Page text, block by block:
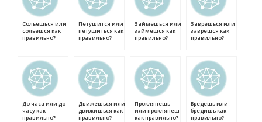
Сольешься или
сольешся как
правильно?
Петушится или
петушиться как
правильно?
Займешься или
займешся как
правильно?
Заврешься или
заврешся как
правильно?
До часа или до
часу как
правильно?
Движешься или
движишься как
правильно?
Проклянешь
или проклянеш
как правильно?
Бредешь или
бредишь как
правильно?